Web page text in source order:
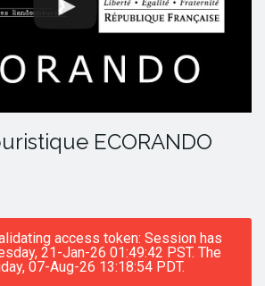
ECORANDO
access token: Session has
21-Jan-26 01:49:42 PST. The
07-Aug-26 13:18:54 PDT.